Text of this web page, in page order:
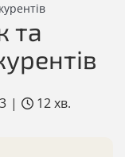
та
| 12 хв.